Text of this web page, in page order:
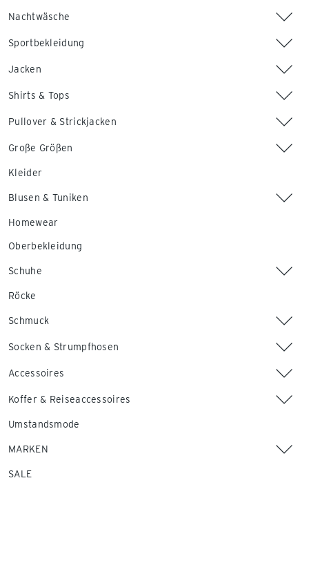
Nachtwäsche
Sportbekleidung
Jacken
Shirts & Tops
Pullover & Strickjacken
Große Größen
Kleider
Blusen & Tuniken
Homewear
Oberbekleidung
Schuhe
Röcke
Schmuck
Socken & Strumpfhosen
Accessoires
Koffer & Reiseaccessoires
Umstandsmode
MARKEN
SALE